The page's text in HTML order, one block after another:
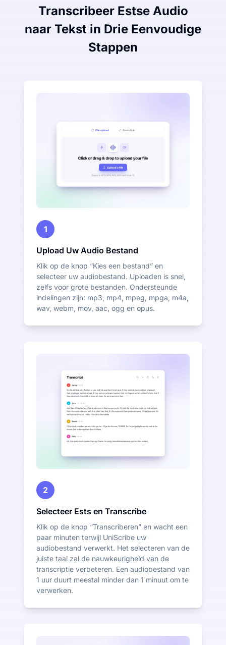
Transcribeer Estse Audio
naar Tekst in Drie Eenvoudige
Stappen
1
Upload Uw Audio Bestand
Klik op de knop “Kies een bestand” en
selecteer uw audiobestand. Uploaden is snel,
zelfs voor grote bestanden. Ondersteunde
indelingen zijn: mp3, mp4, mpeg, mpga, m4a,
wav, webm, mov, aac, ogg en opus.
2
Selecteer Ests en Transcribe
Klik op de knop “Transcriberen” en wacht een
paar minuten terwijl UniScribe uw
audiobestand verwerkt. Het selecteren van de
juiste taal zal de nauwkeurigheid van de
transcriptie verbeteren. Een audiobestand van
1 uur duurt meestal minder dan 1 minuut om te
verwerken.